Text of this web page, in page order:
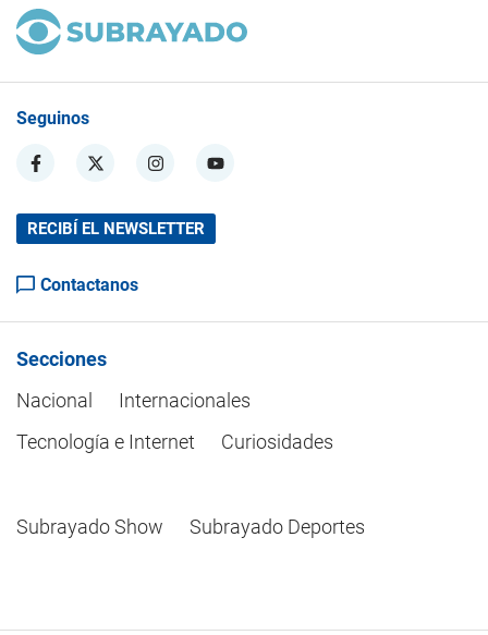
Seguinos
RECIBÍ EL NEWSLETTER
Contactanos
Secciones
Nacional
Internacionales
Tecnología e Internet
Curiosidades
Subrayado Show Subrayado Deportes